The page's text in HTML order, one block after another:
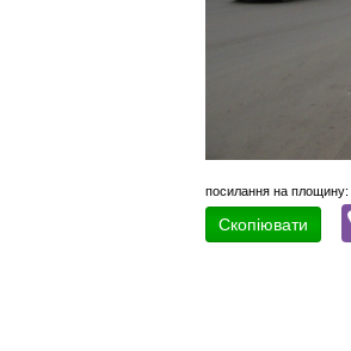
посилання на площину:
Скопіювати